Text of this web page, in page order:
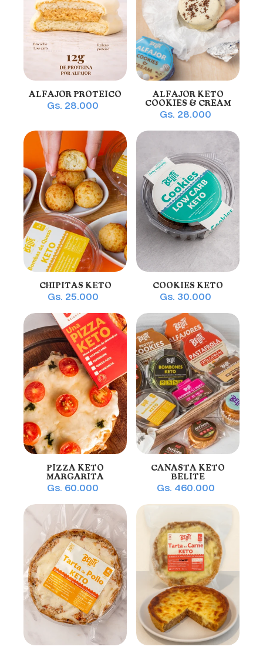
ALFAJOR PROTEICO
Gs. 28.000
ALFAJOR KETO
COOKIES & CREAM
Gs. 28.000
CHIPITAS KETO
Gs. 25.000
COOKIES KETO
Gs. 30.000
PIZZA KETO
MARGARITA
Gs. 60.000
CANASTA KETO
BELITE
Gs. 460.000